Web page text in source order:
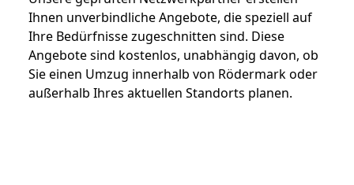
Ihnen unverbindliche Angebote, die speziell auf
Ihre Bedürfnisse zugeschnitten sind. Diese
Angebote sind kostenlos, unabhängig davon, ob
Sie einen Umzug innerhalb von Rödermark oder
außerhalb Ihres aktuellen Standorts planen.